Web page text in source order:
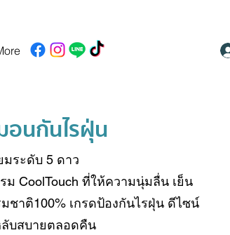
อนกันไรฝุ่น
มระดับ 5 ดาว
CoolTouch ที่ให้ความนุ่มลื่น เย็น
าติ100% เกรดป้องกันไรฝุ่น ดีไซน์
บสบายตลอดคืน